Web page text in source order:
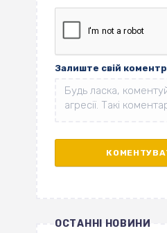
Залиште свій коментр
ОСТАННІ НОВИНИ